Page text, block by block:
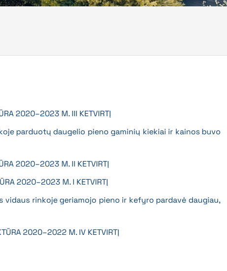
2020–2023 M. III KETVIRTĮ
parduotų daugelio pieno gaminių kiekiai ir kainos buvo
2020–2023 M. II KETVIRTĮ
2020–2023 M. I KETVIRTĮ
rinkoje geriamojo pieno ir kefyro pardavė daugiau,
2020–2022 M. IV KETVIRTĮ